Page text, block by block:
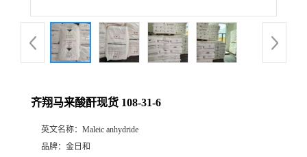
齐翔马来酸酐现货 108-31-6
英文名称： Maleic anhydride
品牌： 金日和